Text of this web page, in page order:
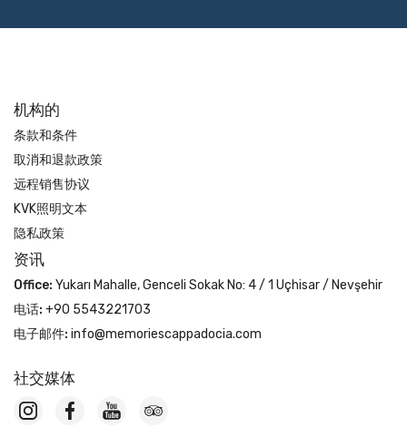
机构的
条款和条件
取消和退款政策
远程销售协议
KVK照明文本
隐私政策
资讯
Office: Yukarı Mahalle, Genceli Sokak No: 4 / 1 Uçhisar / Nevşehir
电话: +90 5543221703
电子邮件: info@memoriescappadocia.com
社交媒体